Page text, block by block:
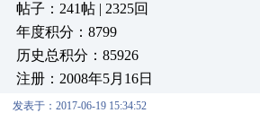
帖子：241帖 | 2325回
年度积分：8799
历史总积分：85926
注册：2008年5月16日
发表于：2017-06-19 15:34:52